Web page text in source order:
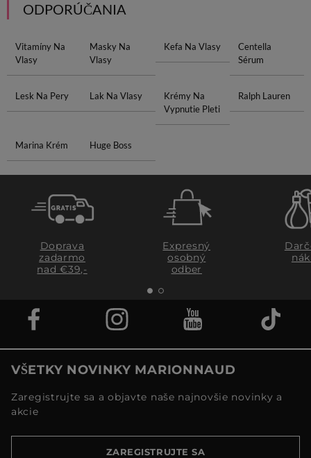
ODPORÚČANIA
Vitamíny Na
Vlasy
Masky Na
Vlasy
Kefa Na Vlasy
Centella
Sérum
Lesk Na Pery Lak Na Vlasy
Krémy Na
Vypnutie Pleti
Ralph Lauren
Marina Krém Huge Boss
Doprava
zadarmo
nad €39,-
Expresný
osobný
odber
VŠETKY NOVINKY MARIONNAUD
Zaregistrujte sa a objavte naše najnovšie novinky a
akcie
ZAREGISTRUJTE SA